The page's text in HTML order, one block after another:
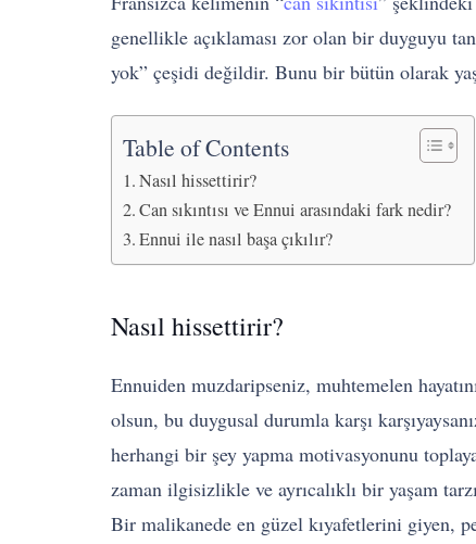
genellikle açıklaması zor olan bir duyguyu
yok” çeşidi değildir. Bunu bir bütün olarak
Table of Contents
Nasıl hissettirir?
Can sıkıntısı ve Ennui arasındaki fark nedir?
Ennui ile nasıl başa çıkılır?
Nasıl hissettirir?
Ennuiden muzdaripseniz, muhtemelen
olsun, bu duygusal durumla karşı
herhangi bir şey yapma motivasyonunu
zaman ilgisizlikle ve ayrıcalıklı bir yaşam
Bir malikanede en güzel kıyafetlerini giyen,